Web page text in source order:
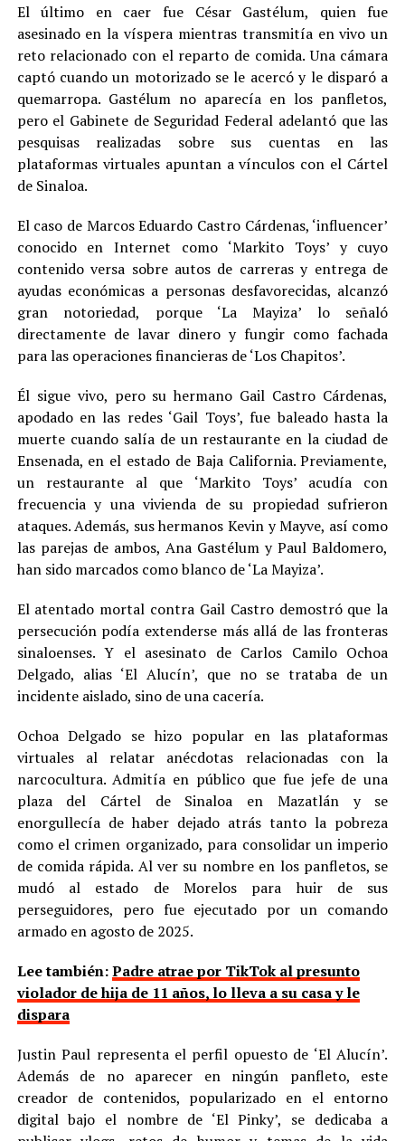
El último en caer fue César Gastélum, quien fue
asesinado en la víspera mientras transmitía en vivo un
reto relacionado con el reparto de comida. Una cámara
captó cuando un motorizado se le acercó y le disparó a
quemarropa. Gastélum no aparecía en los panfletos,
pero el Gabinete de Seguridad Federal adelantó que las
pesquisas realizadas sobre sus cuentas en las
plataformas virtuales apuntan a vínculos con el Cártel
de Sinaloa.
El caso de Marcos Eduardo Castro Cárdenas, ‘influencer’
conocido en Internet como ‘Markito Toys’ y cuyo
contenido versa sobre autos de carreras y entrega de
ayudas económicas a personas desfavorecidas, alcanzó
gran notoriedad, porque ‘La Mayiza’ lo señaló
directamente de lavar dinero y fungir como fachada
para las operaciones financieras de ‘Los Chapitos’.
Él sigue vivo, pero su hermano Gail Castro Cárdenas,
apodado en las redes ‘Gail Toys’, fue baleado hasta la
muerte cuando salía de un restaurante en la ciudad de
Ensenada, en el estado de Baja California. Previamente,
un restaurante al que ‘Markito Toys’ acudía con
frecuencia y una vivienda de su propiedad sufrieron
ataques. Además, sus hermanos Kevin y Mayve, así como
las parejas de ambos, Ana Gastélum y Paul Baldomero,
han sido marcados como blanco de ‘La Mayiza’.
El atentado mortal contra Gail Castro demostró que la
persecución podía extenderse más allá de las fronteras
sinaloenses. Y el asesinato de Carlos Camilo Ochoa
Delgado, alias ‘El Alucín’, que no se trataba de un
incidente aislado, sino de una cacería.
Ochoa Delgado se hizo popular en las plataformas
virtuales al relatar anécdotas relacionadas con la
narcocultura. Admitía en público que fue jefe de una
plaza del Cártel de Sinaloa en Mazatlán y se
enorgullecía de haber dejado atrás tanto la pobreza
como el crimen organizado, para consolidar un imperio
de comida rápida. Al ver su nombre en los panfletos, se
mudó al estado de Morelos para huir de sus
perseguidores, pero fue ejecutado por un comando
armado en agosto de 2025.
Lee también:Padre atrae por TikTok al presunto
violador de hija de 11 años, lo lleva a su casa y le
dispara
Justin Paul representa el perfil opuesto de ‘El Alucín’.
Además de no aparecer en ningún panfleto, este
creador de contenidos, popularizado en el entorno
digital bajo el nombre de ‘El Pinky’, se dedicaba a